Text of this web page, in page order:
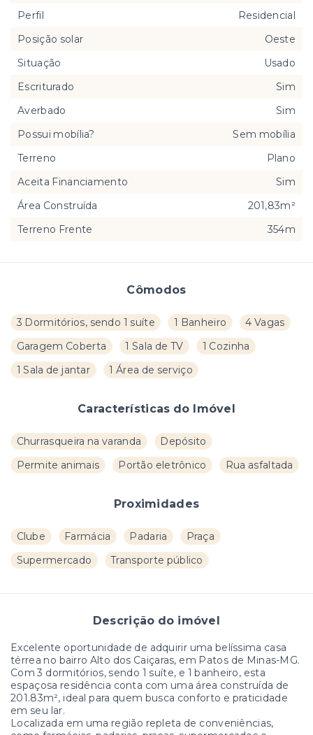
Cômodos
3 Dormitórios, sendo 1 suíte 1 Banheiro
4 Vagas
Garagem Coberta
1 Sala de TV
1 Cozinha
1 Sala de jantar
1 Área de serviço
Características do Imóvel
Churrasqueira na varanda
Depósito
Permite animais
Portão eletrônico Rua asfaltada
Proximidades
Clube Farmácia Padaria
Praça
Supermercado
Transporte público
Descrição do imóvel
Excelente oportunidade de adquirir uma belíssima casa
térrea no bairro Alto dos Caiçaras, em Patos de Minas-MG.
Com 3 dormitórios, sendo 1 suíte, e 1 banheiro, esta
espaçosa residência conta com uma área construída de
201.83m², ideal para quem busca conforto e praticidade
em seu lar.
Localizada em uma região repleta de conveniências,
Perfil
Residencial
Posição solar
Oeste
Situação
Usado
Escriturado
Sim
Averbado
Sim
Possui mobília?
Sem mobília
Terreno
Plano
Aceita Financiamento
Sim
Área Construída
201,83m²
Terreno Frente
354m